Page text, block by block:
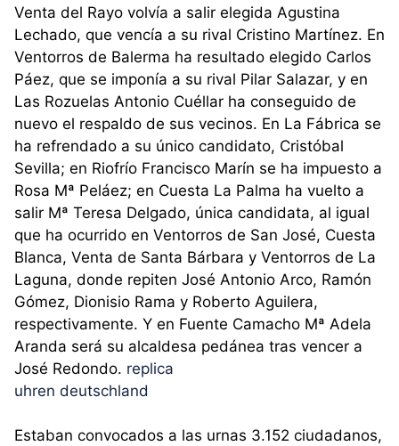
Venta del Rayo volvía a salir elegida Agustina
Lechado, que vencía a su rival Cristino Martínez. En
Ventorros de Balerma ha resultado elegido Carlos
Páez, que se imponía a su rival Pilar Salazar, y en
Las Rozuelas Antonio Cuéllar ha conseguido de
nuevo el respaldo de sus vecinos. En La Fábrica se
ha refrendado a su único candidato, Cristóbal
Sevilla; en Riofrío Francisco Marín se ha impuesto a
Rosa Mª Peláez; en Cuesta La Palma ha vuelto a
salir Mª Teresa Delgado, única candidata, al igual
que ha ocurrido en Ventorros de San José, Cuesta
Blanca, Venta de Santa Bárbara y Ventorros de La
Laguna, donde repiten José Antonio Arco, Ramón
Gómez, Dionisio Rama y Roberto Aguilera,
respectivamente. Y en Fuente Camacho Mª Adela
Aranda será su alcaldesa pedánea tras vencer a
José Redondo. replica
uhren deutschland
Estaban convocados a las urnas 3.152 ciudadanos,